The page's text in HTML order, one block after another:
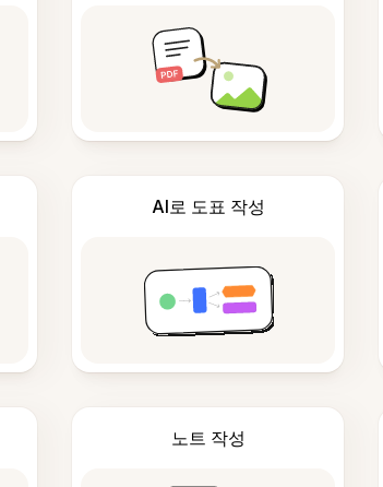
AI로 도표 작성
노트 작성